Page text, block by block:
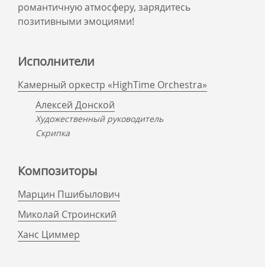
романтичную атмосферу, зарядитесь
позитивными эмоциями!
Исполнители
Камерный оркестр «HighTime Orchestra»
Алексей Донской
Художественный руководитель
Скрипка
Композиторы
Марцин Пшибылович
Миколай Строинский
Ханс Циммер